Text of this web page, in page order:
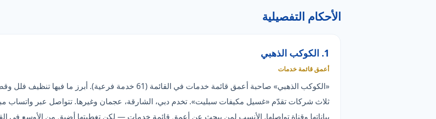
الأحكام التفصيلية
1. الكوكب الذهبي
أعمق قائمة خدمات
«الكوكب الذهبي» صاحبة أعمق قائمة خدمات في القائمة (61 خدمة
ثلاث شركات تقدّم «غسيل مكيفات سبليت». تخدم دبي، الشارقة، عجمان وغيرها. تتواصل عبر واتساب